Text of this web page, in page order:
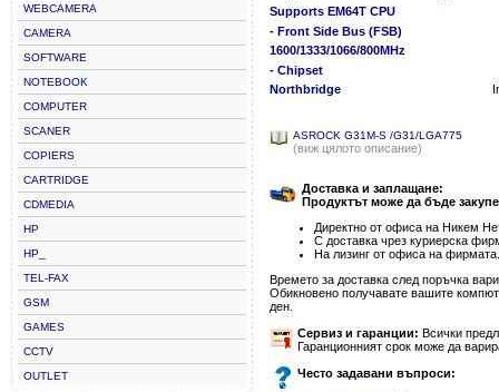
WEBCAMERA
CAMERA
SOFTWARE
NOTEBOOK
COMPUTER
SCANER
COPIERS
CARTRIDGE
CDMEDIA
HP
HP_
TEL-FAX
GSM
GAMES
CCTV
OUTLET
Supports EM64T CPU
- Front Side Bus (FSB)
1600/1333/1066/800MHz
- Chipset
Northbridge
ASROCK G31M-S /G31/LGA775
(виж цялото описание)
Доставка и заплащане:
Продуктът може да бъде
Директно от офиса на Никем
С доставка чрез куриерска
На лизинг от офиса на фирмата.
Времето за доставка след поръчка
Обикновено получавате вашите
ден.
Сервиз и гаранции: Всички
Гаранционният срок може да
Често задавани въпроси: